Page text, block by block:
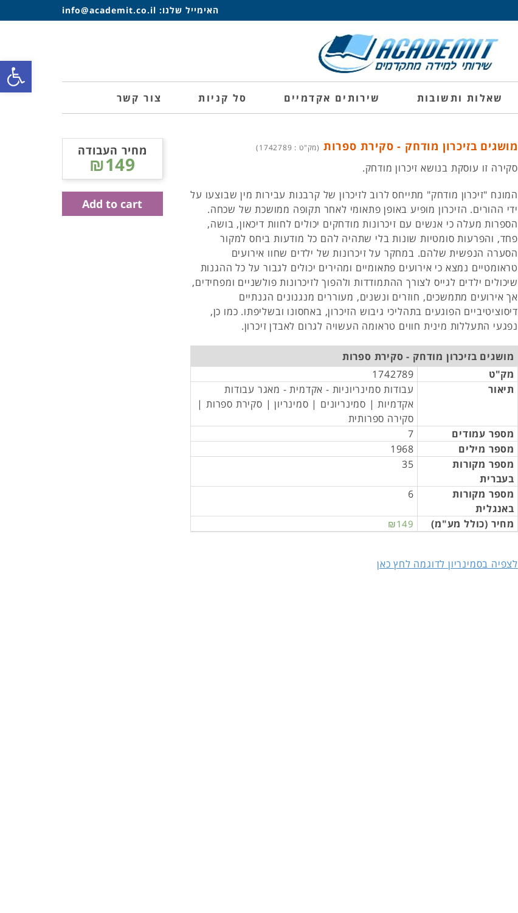
פתח
האימייל שלנו: info@academit.co.il
שאלות ותשובות שירותים אקדמיים סל קניות צור קשר
מושגים בזיכרון מודחק - סקירת ספרות (מק"ט : 1742789)
סקירה זו עוסקת בנושא זיכרון מודחק.
המונח "זיכרון מודחק" מתייחס לרוב לזיכרון של קרבנות עבירות מין שבוצעו על
ידי ההורים. הזיכרון מופיע באופן פתאומי לאחר תקופה ממושכת של שכחה.
הספרות מעלה כי אנשים עם זיכרונות מודחקים יכולים לחוות דיכאון, בושה,
פחד, והפרעות סומטיות שונות בלי שתהיה להם כל מודעות ביחס למקור
הסערה הנפשית שלהם. במחקר על זיכרונות של ילדים שחוו אירועים
טראומטיים נמצא כי אירועים פתאומיים ומהירים יכולים לגבור על כל ההגנות
שיכולים ילדים לגייס לצורך ההתמודדות ולהפוך לזיכרונות פולשניים ומפחידים,
אך אירועים מתמשכים, חוזרים ונשנים, מעוררים מנגנונים הגנתיים
דיסוציטיביים הפוגעים בתהליכי גיבוש הזיכרון, באחסונו ובשליפתו. כמו כן,
נפגעי התעללות מינית חווים טראומה העשויה לגרום לאבדן זיכרון.
מושגים בזיכרון מודחק - סקירת ספרות
מק"ט
1742789
תיאור
עבודות סמינריוניות - אקדמית - מאגר עבודות
אקדמיות | סמינריונים | סמינריון | סקירת ספרות |
סקירה ספרותית
מספר עמודים
7
מספר מילים
1968
מספר מקורות
בעברית
35
מספר מקורות
באנגלית
6
מחיר (כולל מע"מ) ₪149
לצפיה בסמינריון לדוגמה לחץ כאן
מחיר העבודה
₪149
Add to cart